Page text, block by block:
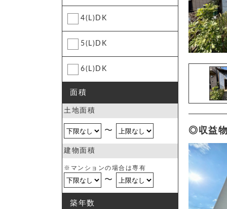
4(L)DK
5(L)DK
6(L)DK
面積
土地面積
〜
建物面積
※マンションの場合は専有
〜
築年数
◎収益